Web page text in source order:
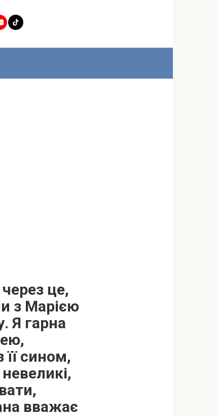
це,
з Марією
Я гарна
сином,
вважає